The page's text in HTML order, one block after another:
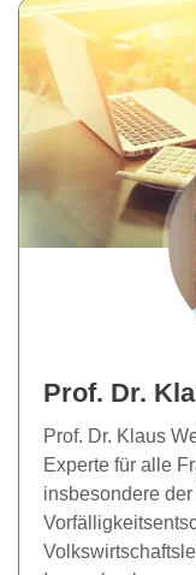
Prof. Dr.
Prof. Dr. Klaus
Experte für alle
insbesondere